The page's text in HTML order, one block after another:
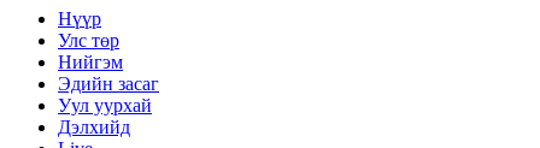
Нүүр
Улс төр
Нийгэм
Эдийн засаг
Уул уурхай
Дэлхийд